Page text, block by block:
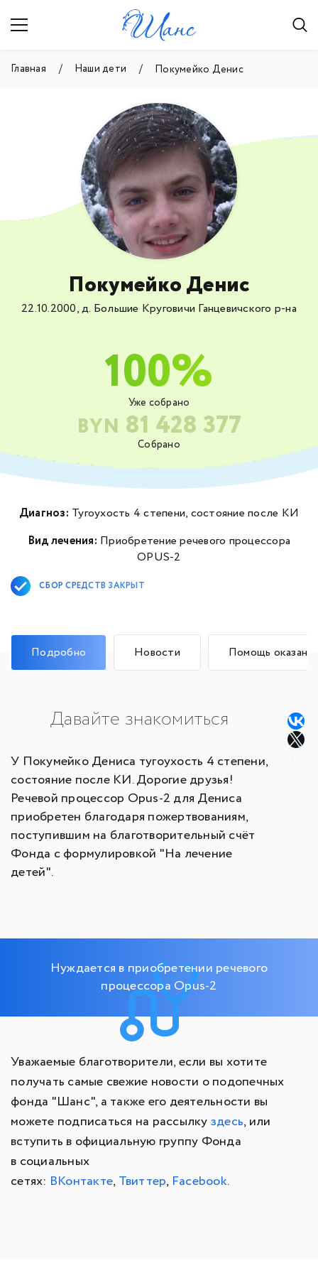
Главная Наши дети Покумейко Денис
Собрано
BYN 81 428 377
Уже собрано
100%
Покумейко Денис
22.10.2000, д. Большие Круговичи Ганцевичского р-на
Диагноз: Тугоухость 4 степени, состояние после КИ
Вид лечения: Приобретение речевого процессора
OPUS-2
СБОР СРЕДСТВ ЗАКРЫТ
Подробно Новости Помощь оказана
Давайте знакомиться
У Покумейко Дениса тугоухость 4 степени,
состояние после КИ. Дорогие друзья!
Речевой процессор Opus-2 для Дениса
приобретен благодаря пожертвованиям,
поступившим на благотворительный счёт
Фонда с формулировкой "На лечение
детей".
Нуждается в приобретении речевого
процессора Opus-2
Уважаемые благотворители, если вы хотите
получать самые свежие новости о подопечных
фонда "Шанс", а также его деятельности вы
можете подписаться на рассылкуздесь, или
вступить в официальную группу Фонда
в социальных
сетях: ВКонтакте,Твиттер, Facebook.